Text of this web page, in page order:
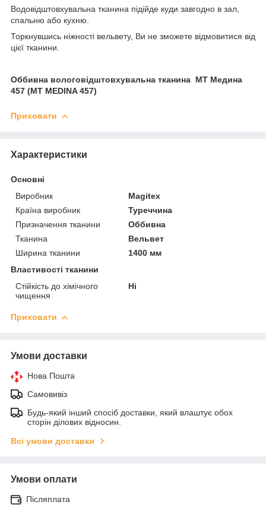
Водовідштовхувальна тканина підійде куди завгодно в зал,
спальню або кухню.
Торкнувшись ніжності вельвету, Ви не зможете відмовитися від
цієї тканини.
Оббивна вологовідштовхувальна тканина МТ Медина
457 (MT MEDINA 457)
Приховати
Характеристики
Основні
Виробник
Magitex
Країна виробник
Туреччина
Призначення тканини
Оббивна
Тканина
Вельвет
Ширина тканини
1400 мм
Властивості тканини
Стійкість до хімічного
чищення
Ні
Приховати
Умови доставки
Нова Пошта
Самовивіз
Будь-який інший спосіб доставки, який влаштує обох
сторін ділових відносин.
Всі умови доставки
Умови оплати
Післяплата